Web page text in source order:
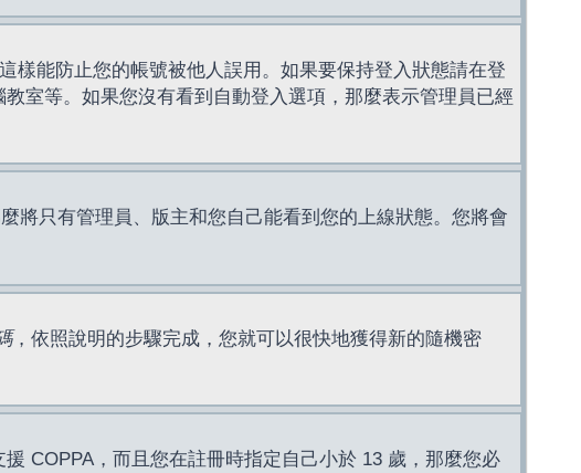
樣能防止您的帳號被他人誤用。如果要保持登入狀態請在登
室等。如果您沒有看到自動登入選項，那麼表示管理員已經
麼將只有管理員、版主和您自己能看到您的上線狀態。您將會
，依照說明的步驟完成，您就可以很快地獲得新的隨機密
COPPA，而且您在註冊時指定自己小於 13 歲，那麼您必